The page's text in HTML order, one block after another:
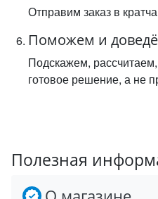
Отправим заказ в
Поможем и
Подскажем,
готовое решение, а не
Полезная